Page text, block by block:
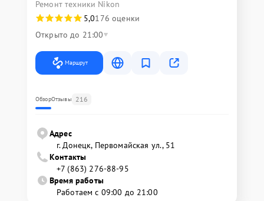
Ремонт техники Nikon
5,0176 оценки
Открыто до 21:00
Маршрут
ОбзорОтзывы 216
Адрес
г. Донецк, Первомайская ул., 51
Контакты
+7 (863) 276-88-95
Время работы
Работаем с 09:00 до 21:00